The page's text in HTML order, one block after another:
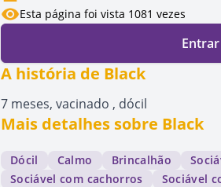
Esta página foi vista 1081 vezes
A história de Black
7 meses, vacinado , dócil
Mais detalhes sobre Black
Dócil Calmo Brincalhão
Sociável com cachorros
Sociável